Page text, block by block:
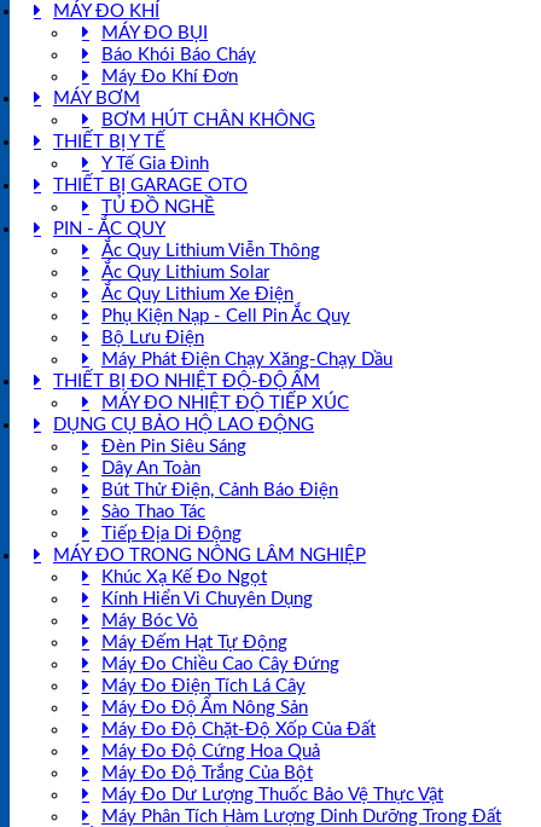
MÁY ĐO KHÍ
MÁY ĐO BỤI
Báo Khói Báo Cháy
Máy Đo Khí Đơn
MÁY BƠM
BƠM HÚT CHÂN KHÔNG
THIẾT BỊ Y TẾ
Y Tế Gia Đình
THIẾT BỊ GARAGE OTO
TỦ ĐỒ NGHỀ
PIN - ẮC QUY
Ắc Quy Lithium Viễn Thông
Ắc Quy Lithium Solar
Ắc Quy Lithium Xe Điện
Phụ Kiện Nạp - Cell Pin Ắc Quy
Bộ Lưu Điện
Máy Phát Điện Chạy Xăng-Chạy Dầu
THIẾT BỊ ĐO NHIỆT ĐỘ-ĐỘ ẨM
MÁY ĐO NHIỆT ĐỘ TIẾP XÚC
DỤNG CỤ BẢO HỘ LAO ĐỘNG
Đèn Pin Siêu Sáng
Dây An Toàn
Bút Thử Điện, Cảnh Báo Điện
Sào Thao Tác
Tiếp Địa Di Động
MÁY ĐO TRONG NÔNG LÂM NGHIỆP
Khúc Xạ Kế Đo Ngọt
Kính Hiển Vi Chuyên Dụng
Máy Bóc Vỏ
Máy Đếm Hạt Tự Động
Máy Đo Chiều Cao Cây Đứng
Máy Đo Điện Tích Lá Cây
Máy Đo Độ Ẩm Nông Sản
Máy Đo Độ Chặt-Độ Xốp Của Đất
Máy Đo Độ Cứng Hoa Quả
Máy Đo Độ Trắng Của Bột
Máy Đo Dư Lượng Thuốc Bảo Vệ Thực Vật
Máy Phân Tích Hàm Lượng Dinh Dưỡng Trong Đất